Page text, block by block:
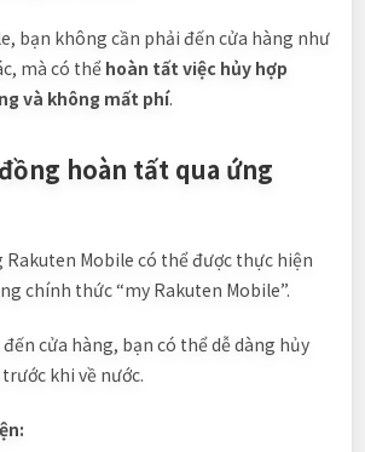
bạn không cần phải đến cửa hàng như
mà có thể hoàn tất việc hủy hợp
và không mất phí.
hoàn tất qua ứng
Rakuten Mobile có thể được thực hiện
chính thức “my Rakuten Mobile”.
cửa hàng, bạn có thể dễ dàng hủy
khi về nước.